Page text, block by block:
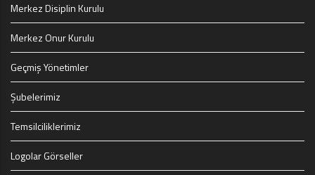
Merkez Disiplin Kurulu
Merkez Onur Kurulu
Geçmiş Yönetimler
Şubelerimiz
Temsilciliklerimiz
Logolar Görseller